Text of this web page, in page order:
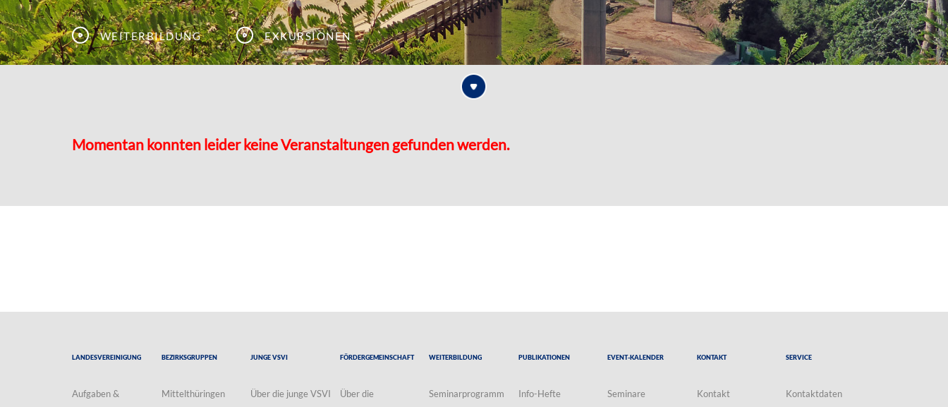
Weiterbildung Exkursionen
Momentan konnten leider keine Veranstaltungen gefunden werden.
Landesvereinigung
Aufgaben &
Bezirksgruppen
Mittelthüringen
Junge VSVI
Über die junge VSVI
Fördergemeinschaft
Über die
Weiterbildung
Seminarprogramm
Publikationen
Info-Hefte
Event-Kalender
Seminare
Kontakt
Kontakt
Service
Kontaktdaten